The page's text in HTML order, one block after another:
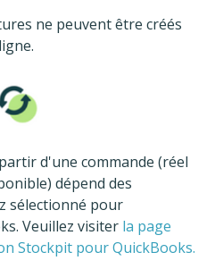
ne peuvent être créés
d'une commande (réel
dépend des
sélectionné pour
Veuillez visiter la page
Stockpit pour QuickBooks.